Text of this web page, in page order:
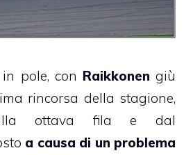
pole, con Raikkonen giù
rincorsa della stagione,
ottava fila e dal
a causa di un problema